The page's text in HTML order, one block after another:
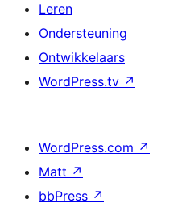
Leren
Ondersteuning
Ontwikkelaars
WordPress.tv ↗
WordPress.com ↗
Matt ↗
bbPress ↗